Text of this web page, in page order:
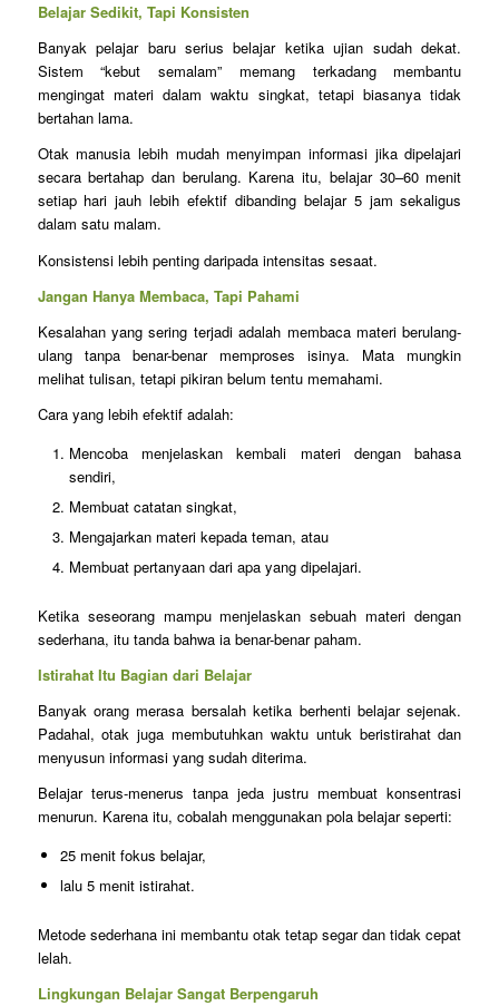
Belajar Sedikit, Tapi Konsisten
Banyak pelajar baru serius belajar ketika ujian sudah dekat.
Sistem “kebut semalam” memang terkadang membantu
mengingat materi dalam waktu singkat, tetapi biasanya tidak
bertahan lama.
Otak manusia lebih mudah menyimpan informasi jika dipelajari
secara bertahap dan berulang. Karena itu, belajar 30–60 menit
setiap hari jauh lebih efektif dibanding belajar 5 jam sekaligus
dalam satu malam.
Konsistensi lebih penting daripada intensitas sesaat.
Jangan Hanya Membaca, Tapi Pahami
Kesalahan yang sering terjadi adalah membaca materi berulang-
ulang tanpa benar-benar memproses isinya. Mata mungkin
melihat tulisan, tetapi pikiran belum tentu memahami.
Cara yang lebih efektif adalah:
Mencoba menjelaskan kembali materi dengan bahasa
sendiri,
Membuat catatan singkat,
Mengajarkan materi kepada teman, atau
Membuat pertanyaan dari apa yang dipelajari.
Ketika seseorang mampu menjelaskan sebuah materi dengan
sederhana, itu tanda bahwa ia benar-benar paham.
Istirahat Itu Bagian dari Belajar
Banyak orang merasa bersalah ketika berhenti belajar sejenak.
Padahal, otak juga membutuhkan waktu untuk beristirahat dan
menyusun informasi yang sudah diterima.
Belajar terus-menerus tanpa jeda justru membuat konsentrasi
menurun. Karena itu, cobalah menggunakan pola belajar seperti:
25 menit fokus belajar,
lalu 5 menit istirahat.
Metode sederhana ini membantu otak tetap segar dan tidak cepat
lelah.
Lingkungan Belajar Sangat Berpengaruh